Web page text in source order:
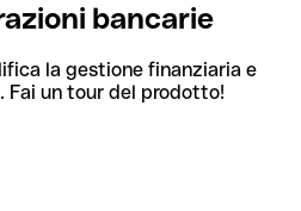
bancarie
la gestione finanziaria e
Fai un tour del prodotto!